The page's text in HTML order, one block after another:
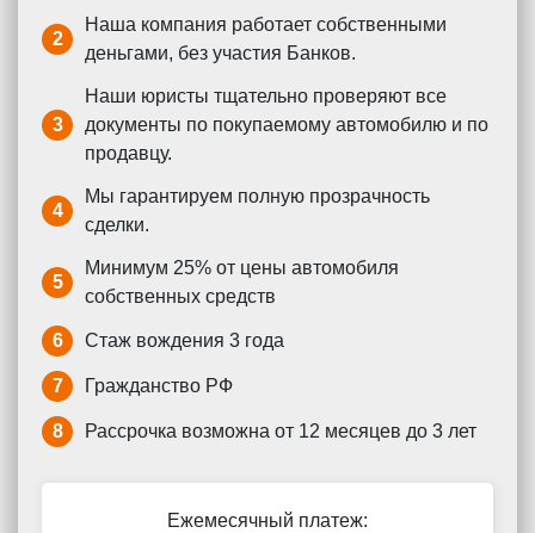
2
Наша компания работает собственными
деньгами, без участия Банков.
3
Наши юристы тщательно проверяют все
документы по покупаемому автомобилю и по
продавцу.
4
Мы гарантируем полную прозрачность
сделки.
5
Минимум 25% от цены автомобиля
собственных средств
6 Стаж вождения 3 года
7 Гражданство РФ
8 Рассрочка возможна от 12 месяцев до 3 лет
Ежемесячный платеж: